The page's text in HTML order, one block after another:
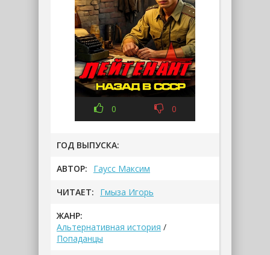
0 0
ГОД ВЫПУСКА:
АВТОР: Гаусс Максим
ЧИТАЕТ: Гмыза Игорь
ЖАНР:
Альтернативная история /
Попаданцы